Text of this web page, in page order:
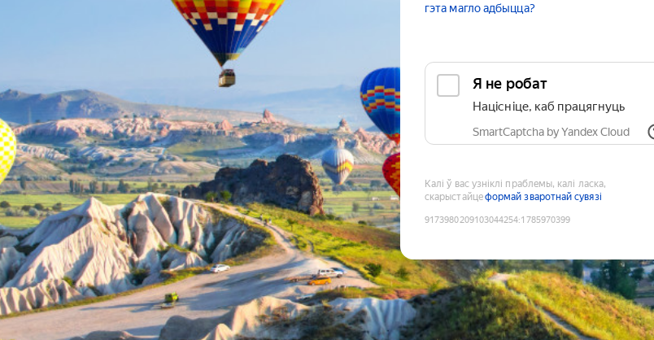
гэта магло адбыцца?
Я не робат
Націсніце, каб працягнуць
SmartCaptcha by Yandex Cloud
Калі ў вас узніклі праблемы, калі ласка,
скарыстайцеформай зваротнай сувязі
9173980209103044254:1785970399